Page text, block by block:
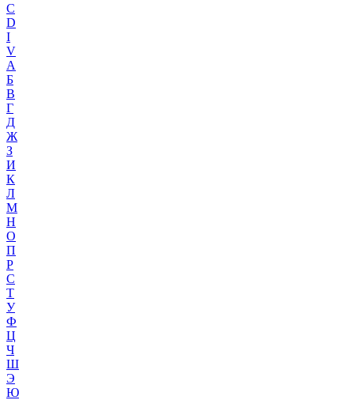
C
D
I
V
А
Б
В
Г
Д
Ж
З
И
К
Л
М
Н
О
П
Р
С
Т
У
Ф
Ц
Ч
Ш
Э
Ю